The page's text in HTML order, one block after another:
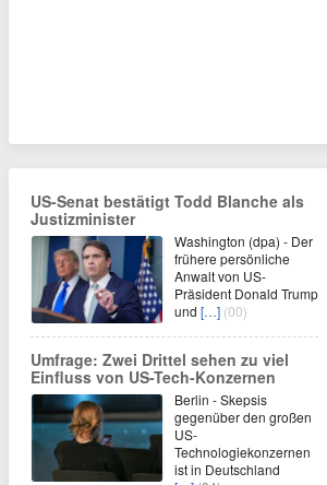
US-Senat bestätigt Todd Blanche als
Justizminister
Washington (dpa) - Der
frühere persönliche
Anwalt von US-
Präsident Donald Trump
und […] (00)
Umfrage: Zwei Drittel sehen zu viel
Einfluss von US-Tech-Konzernen
Berlin - Skepsis
gegenüber den großen
US-
Technologiekonzernen
ist in Deutschland